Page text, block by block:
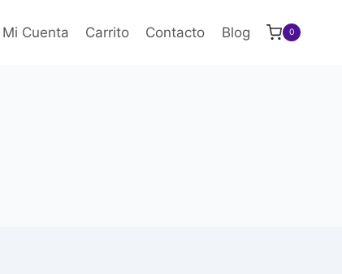
Mi Cuenta Carrito Contacto Blog 0